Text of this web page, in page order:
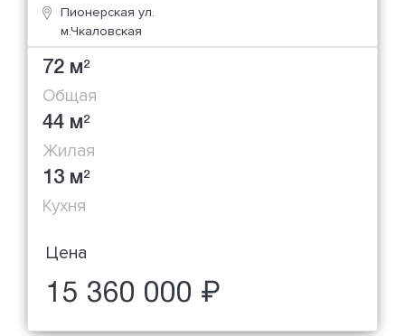
Пионерская ул.
м.Чкаловская
72 м2
Общая
44 м2
Жилая
13 м2
Кухня
Цена
15 360 000 ₽